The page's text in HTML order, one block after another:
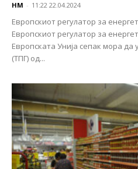
НМ - 11:22 22.04.2024
Европскиот регулатор за
Европскиот регулатор за
Европската Унија сепак мора
(ТПГ) од...